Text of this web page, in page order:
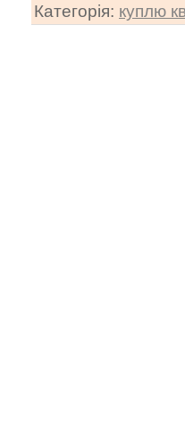
Категорія: куплю